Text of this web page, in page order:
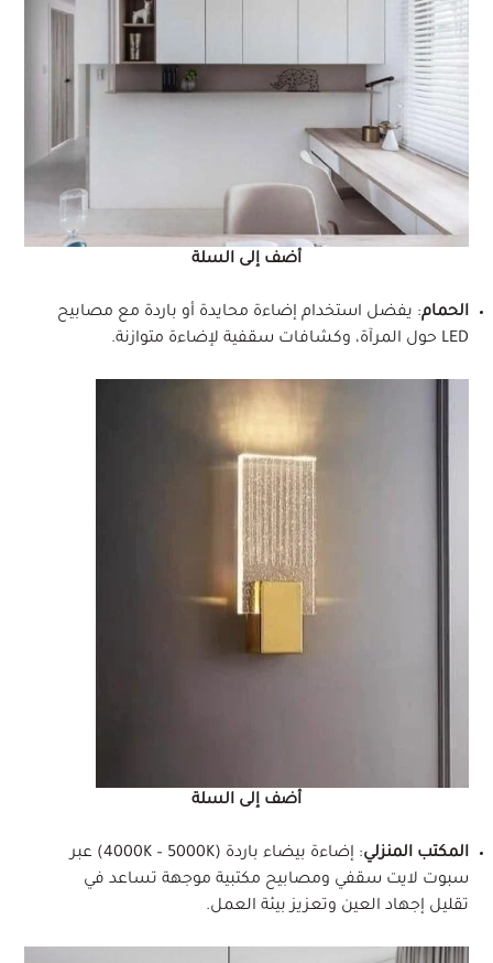
أضف إلى السلة
الحمام: يفضل استخدام إضاءة محايدة أو باردة مع مصابيح
LED حول المرآة، وكشافات سقفية لإضاءة متوازنة.
أضف إلى السلة
المكتب المنزلي
: إضاءة بيضاء باردة (4000K – 5000K) عبر
سبوت لايت سقفي ومصابيح مكتبية موجهة تساعد في
تقليل إجهاد العين وتعزيز بيئة العمل.